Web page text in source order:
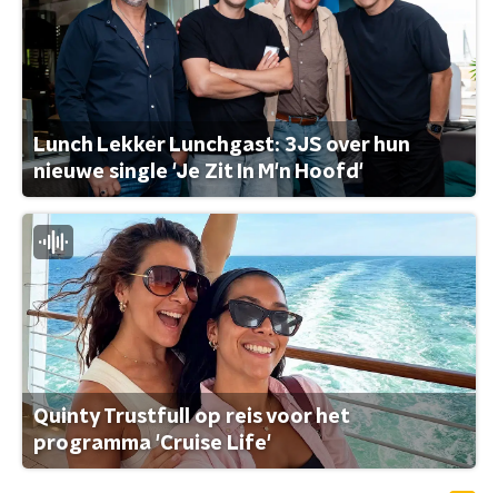
Lunch Lekker Lunchgast: 3JS over hun
nieuwe single 'Je Zit In M'n Hoofd'
Quinty Trustfull op reis voor het
programma 'Cruise Life'